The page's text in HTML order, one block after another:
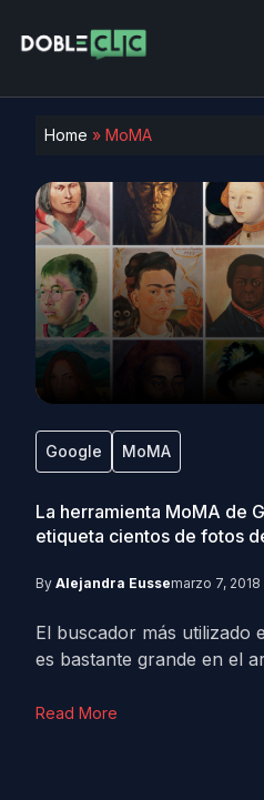
Home » MoMA
Google MoMA
La herramienta MoMA de
etiqueta cientos de fotos
By Alejandra Eussemarzo 7, 2018
El buscador más utilizado
es bastante grande en el
Read More